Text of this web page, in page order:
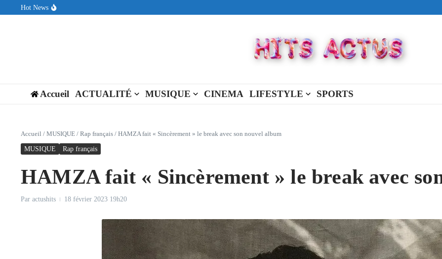
Aller au contenu
Hot News
Seth Walker transforme la douleur en hymne lumineux avec « Rearview Full Of You »
Accueil ACTUALITÉ MUSIQUE CINEMA LIFESTYLE SPORTS
Accueil / MUSIQUE / Rap français / HAMZA fait « Sincèrement » le break avec son nouvel album
MUSIQUE Rap français
HAMZA fait « Sincèrement » le break avec
Par actushits 18 février 2023 19h20